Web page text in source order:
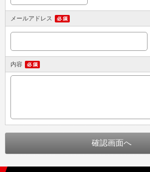
メールアドレス
内容